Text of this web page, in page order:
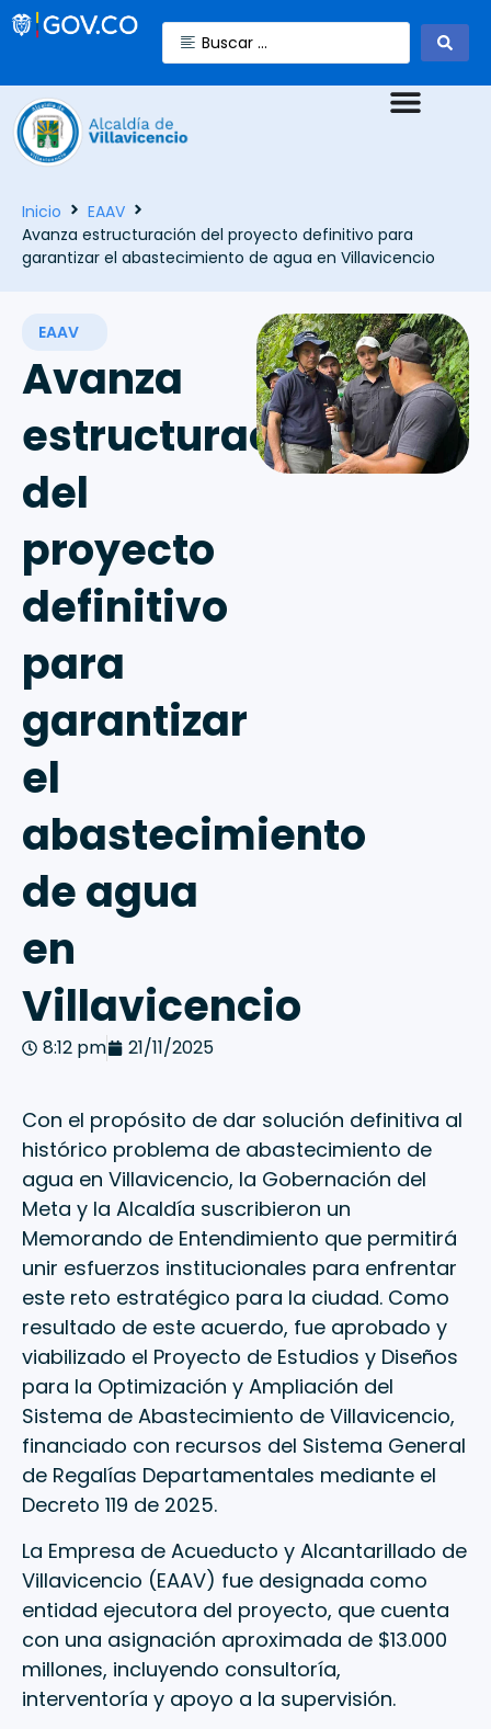
Inicio
EAAV
Avanza estructuración del proyecto definitivo para
garantizar el abastecimiento de agua en Villavicencio
EAAV
Avanza
estructuración
del
proyecto
definitivo
para
garantizar
el
abastecimiento
de agua
en
Villavicencio
8:12 pm 21/11/2025
Con el propósito de dar solución definitiva al
histórico problema de abastecimiento de
agua en Villavicencio, la Gobernación del
Meta y la Alcaldía suscribieron un
Memorando de Entendimiento que permitirá
unir esfuerzos institucionales para enfrentar
este reto estratégico para la ciudad. Como
resultado de este acuerdo, fue aprobado y
viabilizado el Proyecto de Estudios y Diseños
para la Optimización y Ampliación del
Sistema de Abastecimiento de Villavicencio,
financiado con recursos del Sistema General
de Regalías Departamentales mediante el
Decreto 119 de 2025.
La Empresa de Acueducto y Alcantarillado de
Villavicencio (EAAV) fue designada como
entidad ejecutora del proyecto, que cuenta
con una asignación aproximada de $13.000
millones, incluyendo consultoría,
interventoría y apoyo a la supervisión.